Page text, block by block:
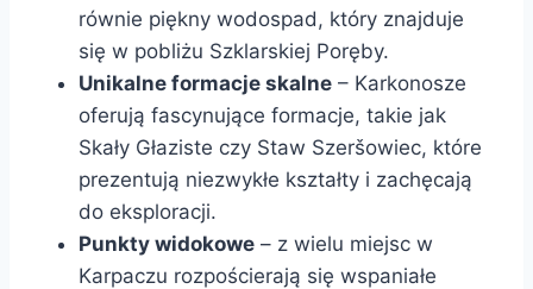
równie piękny wodospad, który znajduje
się w pobliżu Szklarskiej Poręby.
Unikalne formacje skalne – Karkonosze
oferują fascynujące formacje, takie jak
Skały Głaziste czy Staw Szeršowiec, które
prezentują niezwykłe kształty i zachęcają
do eksploracji.
Punkty widokowe – z wielu miejsc w
Karpaczu rozpościerają się wspaniałe